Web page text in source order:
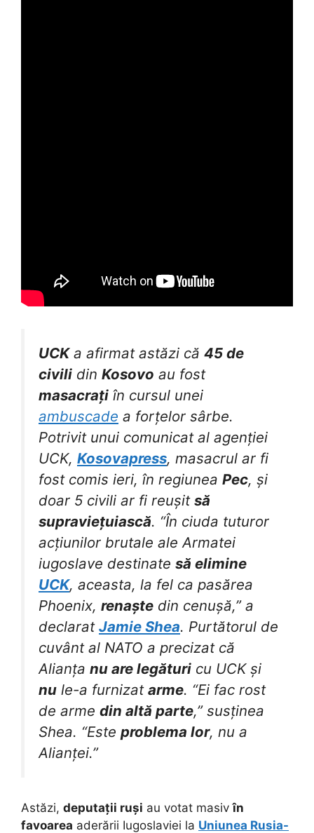
UCKa afirmat astăzi că 45 de
civili din Kosovo au fost
masacrați în cursul unei
ambuscade a forțelor sârbe.
Potrivit unui comunicat al agenției
UCK, Kosovapress, masacrul ar fi
fost comis ieri, în regiunea Pec, și
doar 5 civili ar fi reușit să
supraviețuiască. “În ciuda tuturor
acțiunilor brutale ale Armatei
iugoslave destinate să elimine
UCK, aceasta, la fel ca pasărea
Phoenix, renaște din cenușă,” a
declarat Jamie Shea. Purtătorul de
cuvânt al NATO a precizat că
Alianța nu are legături cu UCK și
nu le-a furnizat arme. “Ei fac rost
de arme din altă parte,” susținea
Shea. “Este problema lor, nu a
Alianței.”
Astăzi, deputații ruși au votat masivîn
favoarea aderării Iugoslaviei la Uniunea Rusia-